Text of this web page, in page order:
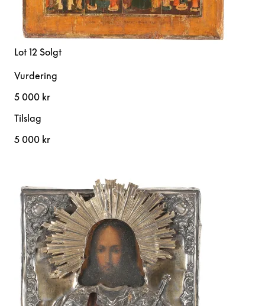
Lot 12 Solgt
Vurdering
5 000 kr
Tilslag
5 000 kr